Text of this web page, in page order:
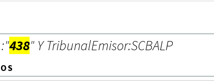
438" Y TribunalEmisor:SCBALP